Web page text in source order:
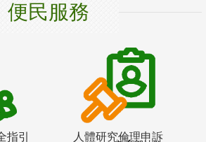
便民服務
指引
人體研究倫理申訴